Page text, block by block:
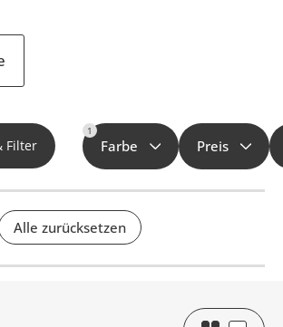
Filter
1
Farbe Preis
Alle zurücksetzen